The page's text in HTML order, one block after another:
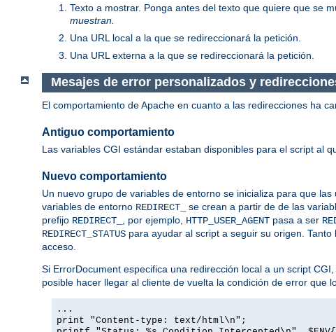
Texto a mostrar. Ponga antes del texto que quiere que se
muestran.
Una URL local a la que se redireccionará la petición.
Una URL externa a la que se redireccionará la petición.
Mesajes de error personalizados y
El comportamiento de Apache en cuanto a las redirecciones ha
Antiguo comportamiento
Las variables CGI estándar estaban disponibles para el script al
Nuevo comportamiento
Un nuevo grupo de variables de entorno se inicializa para que
variables de entorno REDIRECT_
se crean a partir de de las
prefijo REDIRECT_ , por ejemplo, HTTP_USER_AGENT pasa a ser
REDIRECT_STATUS para ayudar al script a seguir su origen.
acceso.
Si ErrorDocument especifica una redirección local a un script
posible hacer llegar al cliente de vuelta la condición de error que
...
print "Content-type: text/html\n";